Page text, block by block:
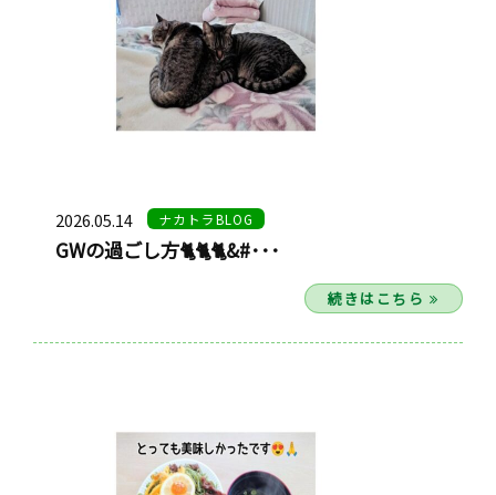
2026.05.14 ナカトラBLOG
GWの過ごし方🐈🐈🐈&#･･･
続きはこちら